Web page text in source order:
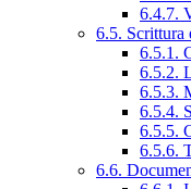
6.4.7.
6.5. Scrittura
6.5.1.
6.5.2.
6.5.3.
6.5.4.
6.5.5.
6.5.6.
6.6.